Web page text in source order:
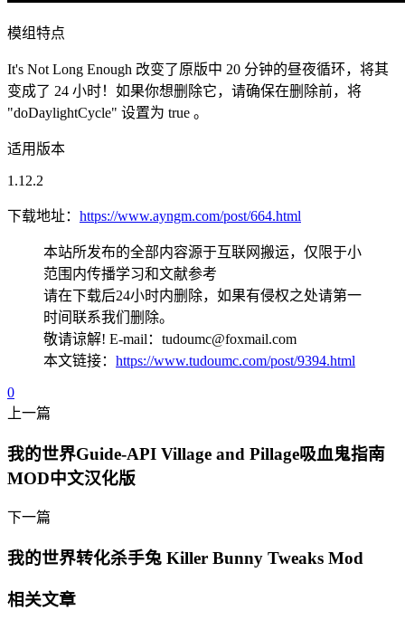
模组特点
It's Not Long Enough 改变了原版中 20 分钟的昼夜循环，将其
变成了 24 小时！如果你想删除它，请确保在删除前，将
"doDaylightCycle" 设置为 true 。
适用版本
1.12.2
下载地址： https://www.ayngm.com/post/664.html
本站所发布的全部内容源于互联网搬运，仅限于小
范围内传播学习和文献参考
请在下载后24小时内删除，如果有侵权之处请第一
时间联系我们删除。
敬请谅解! E-mail：tudoumc@foxmail.com
本文链接： https://www.tudoumc.com/post/9394.html
0
上一篇
我的世界Guide-API Village and Pillage吸血鬼指南
MOD中文汉化版
下一篇
我的世界转化杀手兔 Killer Bunny Tweaks Mod
相关文章